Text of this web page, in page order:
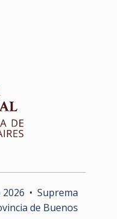
2026 • Suprema
de Buenos